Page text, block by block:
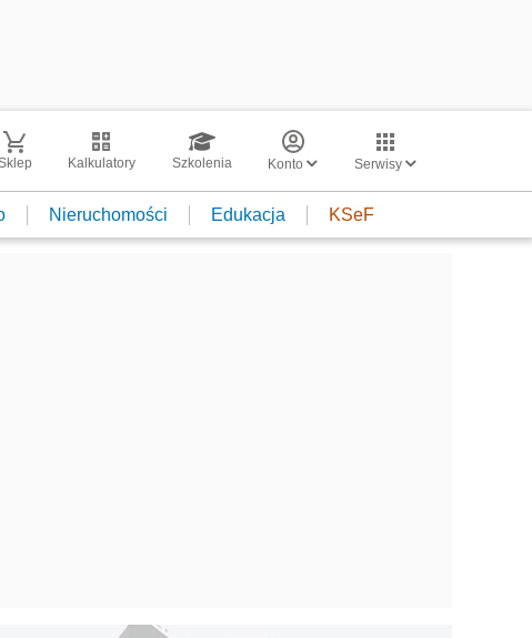
Kalkulatory Szkolenia Konto Serwisy
Nieruchomości Edukacja KSeF